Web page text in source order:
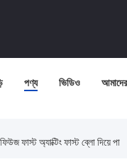
পণ্য ভিডিও
ফাস্ট অ্যাক্টিং ফাস্ট ব্লো দিয়ে পা